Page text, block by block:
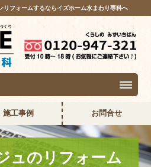
リフォームするならイズホーム水まわり専科へ
施工事例 お問合せ
ュのリフォーム